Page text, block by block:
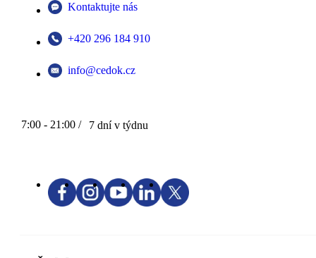
Kontaktujte nás
+420 296 184 910
info@cedok.cz
7:00 - 21:00 / 7 dní v týdnu